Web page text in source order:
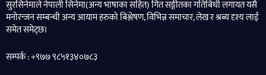
सुरसिनेमाले नेपाली सिनेमा(अन्य भाषाका सहित) गित सङ्गीतका गतिबिधी लगायत यसै
मनोरन्जन सम्बन्धी अन्य आयाम हरुको बिश्लेषण, विभिन्न समाचार, लेख र श्रब्य दृश्य लाई
समेत समेट्छ।
सम्पर्क : +९७७ ९८५१३४०७८३